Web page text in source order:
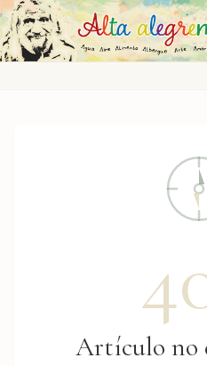
Saltar al contenido principal
Artículo no